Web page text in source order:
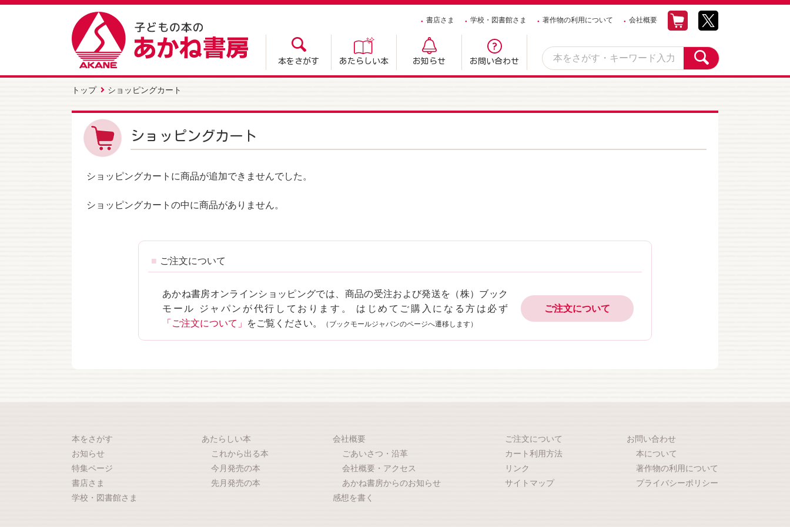
書店さま 学校・図書館さま 著作物の利用について 会社概要
本をさがす あたらしい本 お知らせ お問い合わせ
トップ ショッピングカート
ショッピングカート
ショッピングカートに商品が追加できませんでした。
ショッピングカートの中に商品がありません。
ご注文について
あかね書房オンラインショッピングでは、商品の受注および発送を（株）ブック
モール ジャパンが代行しております。 はじめてご購入になる方は必ず
「ご注文について」
をご覧ください。 （ブックモールジャパンのページへ遷移します）
ご注文について
本をさがす
お知らせ
特集ページ
書店さま
学校・図書館さま
あたらしい本
これから出る本
今月発売の本
先月発売の本
会社概要
ごあいさつ・沿革
会社概要・アクセス
あかね書房からのお知らせ
感想を書く
ご注文について
カート利用方法
リンク
サイトマップ
お問い合わせ
本について
著作物の利用について
プライバシーポリシー